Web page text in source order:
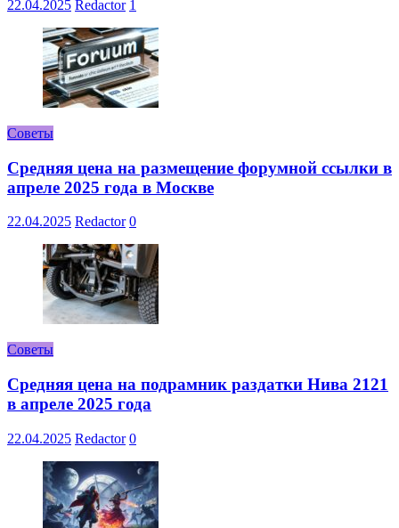
22.04.2025 Redactor 1
Советы
Средняя цена на размещение форумной ссылки в
апреле 2025 года в Москве
22.04.2025 Redactor 0
Советы
Средняя цена на подрамник раздатки Нива 2121
в апреле 2025 года
22.04.2025 Redactor 0